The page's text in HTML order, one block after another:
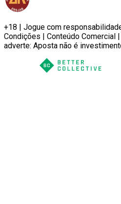
+18 | Jogue com
Condições | Conteúdo Comercial
adverte: Aposta não é